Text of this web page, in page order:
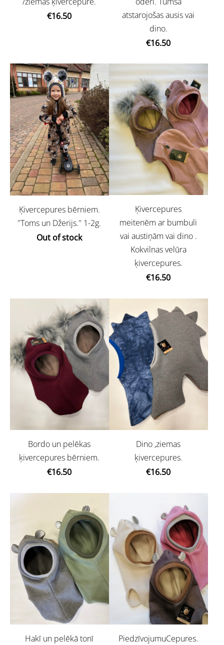
€16.50
atstarojošas ausis vai
dino.
€16.50
Ķivercepures bērniem.
''Toms un Džerijs.'' 1-2g.
Out of stock
Ķivercepures
meitenēm ar bumbuli
vai austiņām vai dino .
Kokvilnas velūra
ķivercepures.
€16.50
Bordo un pelēkas
ķivercepures bērniem.
€16.50
Dino ,ziemas
ķivercepures.
€16.50
Hakī un pelēkā tonī
PiedzīvojumuCepures.